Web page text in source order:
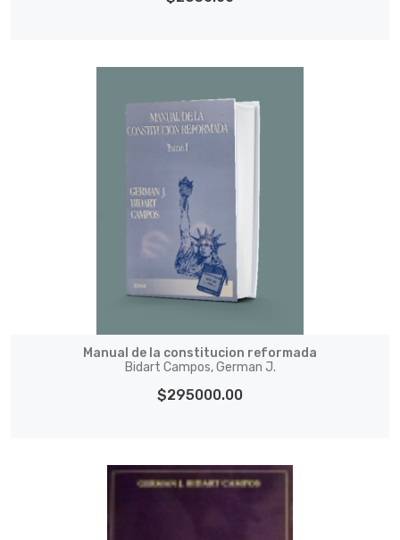
Manual de la constitucion reformada
Bidart Campos, German J.
$295000.00